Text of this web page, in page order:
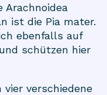
Arachnoidea
ist die Pia mater.
ebenfalls auf
schützen hier
verschiedene